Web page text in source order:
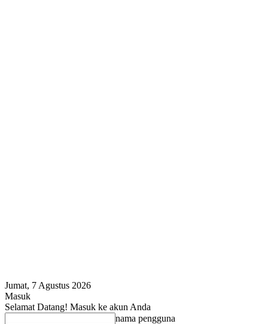
Jumat, 7 Agustus 2026
Masuk
Selamat Datang! Masuk ke akun Anda
nama pengguna